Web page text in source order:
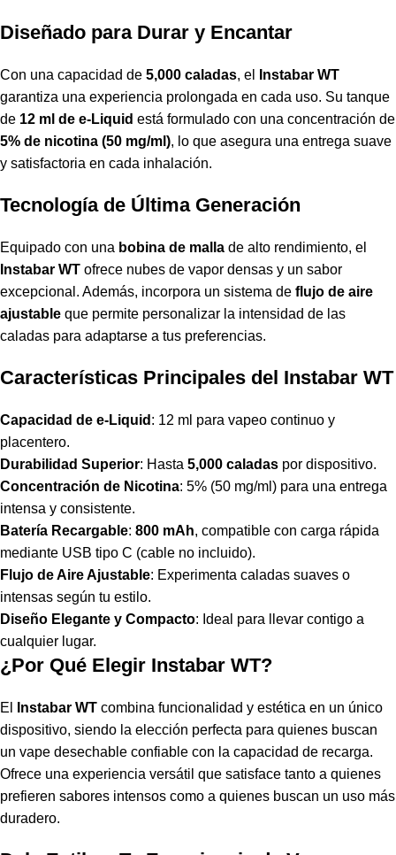
Diseñado para Durar y Encantar
Con una capacidad de 5,000 caladas, el
Instabar WT
garantiza una experiencia prolongada en cada uso. Su tanque
de 12 ml de e-Liquid está formulado con una concentración de
5% de nicotina (50 mg/ml), lo que asegura una entrega suave
y satisfactoria en cada inhalación.
Tecnología de Última Generación
Equipado con una bobina de malla de alto rendimiento, el
Instabar WT ofrece nubes de vapor densas y un sabor
excepcional. Además, incorpora un sistema de flujo de aire
ajustable que permite personalizar la intensidad de las
caladas para adaptarse a tus preferencias.
Características Principales del Instabar WT
Capacidad de e-Liquid : 12 ml para vapeo continuo y
placentero.
Durabilidad Superior: Hasta 5,000 caladas por dispositivo.
Concentración de Nicotina: 5% (50 mg/ml) para una entrega
intensa y consistente.
Batería Recargable: 800 mAh, compatible con carga rápida
mediante USB tipo C (cable no incluido).
Flujo de Aire Ajustable: Experimenta caladas suaves o
intensas según tu estilo.
Diseño Elegante y Compacto: Ideal para llevar contigo a
cualquier lugar.
¿Por Qué Elegir Instabar WT?
El Instabar WT combina funcionalidad y estética en un único
dispositivo, siendo la elección perfecta para quienes buscan
un vape desechable confiable con la capacidad de recarga.
Ofrece una experiencia versátil que satisface tanto a quienes
prefieren sabores intensos como a quienes buscan un uso más
duradero.